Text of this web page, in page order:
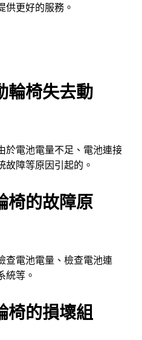
供更好的服務。
輪椅失去動
於電池電量不足、電池連接
故障等原因引起的。
椅的故障原
查電池電量、檢查電池連
統等。
椅的損壞組